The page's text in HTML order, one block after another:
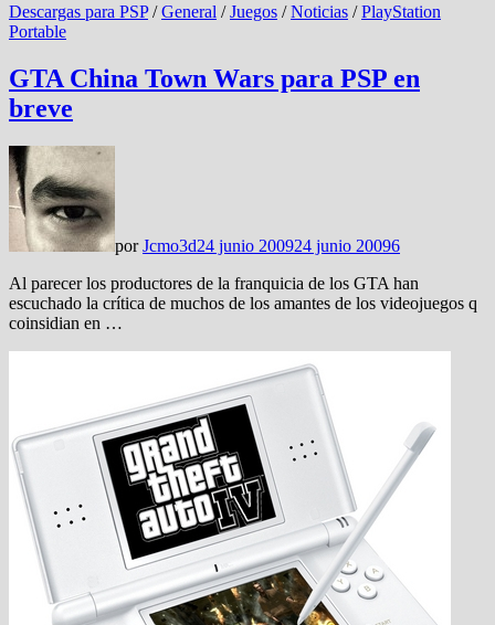
Descargas para PSP/General /Juegos /Noticias /PlayStation
Portable
GTA China Town Wars para PSP en
breve
porJcmo3d24 junio 200924 junio 20096
Al parecer los productores de la franquicia de los GTA han
escuchado la crítica de muchos de los amantes de los videojuegos q
coinsidian en …